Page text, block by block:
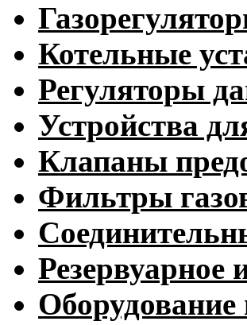
Котельные
Регуляторы
Устройства
Клапаны
Фильтры
Резервуарное
Оборудование